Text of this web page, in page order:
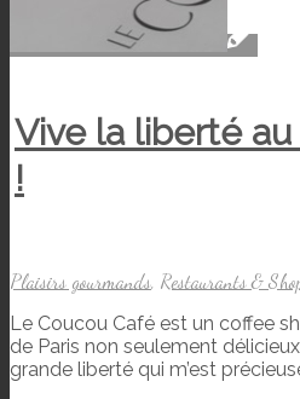
Vive la liberté
!
Plaisirs gourmands, Restaurants &
Le Coucou Café est un coffee
de Paris non seulement
grande liberté qui m’est